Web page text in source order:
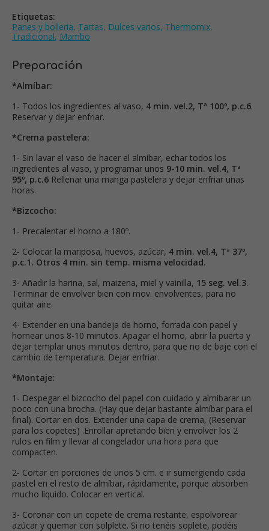
Etiquetas:
Panes y bolleria, Tartas, Dulces varios, Thermomix,
Tradicional, Mambo
Preparación
*Almíbar:
1- Todos los ingredientes al vaso, 4 min. vel.2, Tª 100º, p.c.6.
Reservar y dejar enfriar.
*Crema pastelera:
1- Sin lavar el vaso de hacer el almíbar, echar todos los
ingredientes al vaso, y programar unos 9-10 min. vel.4, Tª
95º, p.c.6 Rellenar una manga pastelera y dejar enfriar unas
horas.
*Bizcocho:
1- Precalentar el horno a 180º.
2- Colocar la mariposa, huevos, azúcar, 4 min. vel.4, Tª 37º,
p.c.1. Otros 4 min. sin temp. misma velocidad.
3- Añadir la harina, sal, maizena, miel y vainilla, 15 seg. vel.3.
Terminar de envolver bien con mov. envolventes, para no
quitar aire.
4- Extender en una bandeja de horno, forrada con papel y
hornear unos 8-10 minutos. Apagar el horno, abrir la puerta y
dejar templar unos minutos dentro, para que no de baje con el
cambio de temperatura. Dejar enfriar.
*Montaje:
1- Despegar el bizcocho del papel con cuidado y almibarar un
poco con una brocha. (Hay que dejar bastante almíbar para el
final). Cortar en dos. Extender una capa de crema, (Reservar
para los copetes) .Enrollar apretando bien y envolver los 2
rulos en film y llevar al congelador una hora para que
compacten.
2- Cortar en porciones de unos 5 cm. e ir sumergiendo cada
pastel en el resto de almíbar, rápidamente, porque absorben
mucho líquido. Colocar en vertical.
3- Coronar con un copete de crema restante, espolvorear
azúcar y quemar con solplete. Si no tenéis soplete, podéis